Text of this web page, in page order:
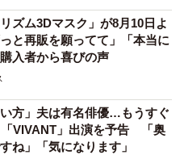
ズム3Dマスク」が8月10日よ
と再販を願ってて」「本当に
入者から喜びの声
い方」夫は有名俳優…もうすぐ
「VIVANT」出演を予告 「奥
ね」「気になります」